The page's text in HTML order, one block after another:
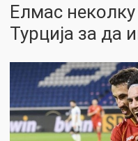
Елмас
Турција за да